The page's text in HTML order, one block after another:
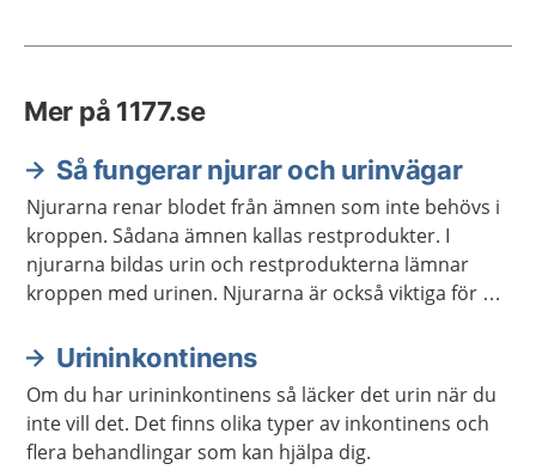
Mer på 1177.se
Så fungerar njurar och urinvägar
Njurarna renar blodet från ämnen som inte behövs i
kroppen. Sådana ämnen kallas restprodukter. I
njurarna bildas urin och restprodukterna lämnar
kroppen med urinen. Njurarna är också viktiga för att
i kroppen.
Urininkontinens
Om du har urininkontinens så läcker det urin när du
inte vill det. Det finns olika typer av inkontinens och
flera behandlingar som kan hjälpa dig.